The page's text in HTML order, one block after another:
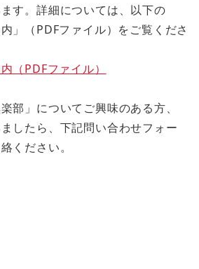
す。詳細については、以下の
」（PDFファイル）をご覧くださ
（PDFファイル）
部」についてご興味のある方、
したら、下記問い合わせフォー
ください。